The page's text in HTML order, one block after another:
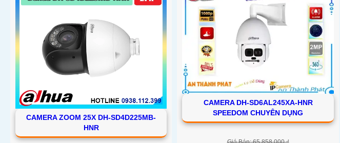
CAMERA ZOOM 25X DH-SD4D225MB-
HNR
CAMERA DH-SD6AL245XA-HNR
SPEEDOM CHUYÊN DỤNG